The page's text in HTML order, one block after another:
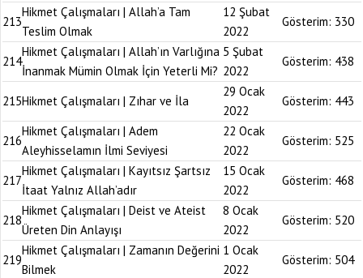
213
Hikmet Çalışmaları | Allah’a Tam
Teslim Olmak
12 Şubat
2022
Gösterim: 330
214
Hikmet Çalışmaları | Allah’ın Varlığına
İnanmak Mümin Olmak İçin Yeterli Mi?
5 Şubat
2022
Gösterim: 438
215Hikmet Çalışmaları | Zıhar ve İla
29 Ocak
2022
Gösterim: 443
216
Hikmet Çalışmaları | Adem
Aleyhisselamın İlmi Seviyesi
22 Ocak
2022
Gösterim: 525
217
Hikmet Çalışmaları | Kayıtsız Şartsız
İtaat Yalnız Allah’adır
15 Ocak
2022
Gösterim: 468
218
Hikmet Çalışmaları | Deist ve Ateist
Üreten Din Anlayışı
8 Ocak
2022
Gösterim: 520
219
Hikmet Çalışmaları | Zamanın Değerini
Bilmek
1 Ocak
2022
Gösterim: 504